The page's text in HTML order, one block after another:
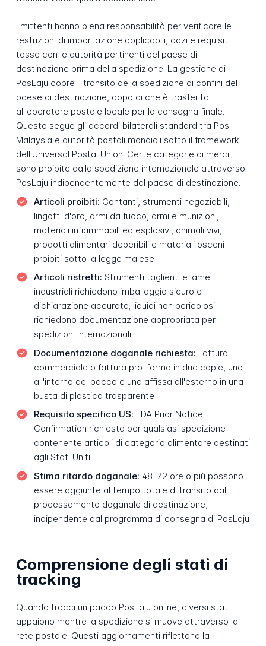
I mittenti hanno piena responsabilità per verificare le
restrizioni di importazione applicabili, dazi e requisiti
tasse con le autorità pertinenti del paese di
destinazione prima della spedizione. La gestione di
PosLaju copre il transito della spedizione ai confini del
paese di destinazione, dopo di che è trasferita
all'operatore postale locale per la consegna finale.
Questo segue gli accordi bilaterali standard tra Pos
Malaysia e autorità postali mondiali sotto il framework
dell'Universal Postal Union. Certe categorie di merci
sono proibite dalla spedizione internazionale attraverso
PosLaju indipendentemente dal paese di destinazione.
Articoli proibiti: Contanti, strumenti negoziabili,
lingotti d'oro, armi da fuoco, armi e munizioni,
materiali infiammabili ed esplosivi, animali vivi,
prodotti alimentari deperibili e materiali osceni
proibiti sotto la legge malese
Articoli ristretti: Strumenti taglienti e lame
industriali richiedono imballaggio sicuro e
dichiarazione accurata; liquidi non pericolosi
richiedono documentazione appropriata per
spedizioni internazionali
Documentazione doganale richiesta: Fattura
commerciale o fattura pro-forma in due copie, una
all'interno del pacco e una affissa all'esterno in una
busta di plastica trasparente
Requisito specifico US: FDA Prior Notice
Confirmation richiesta per qualsiasi spedizione
contenente articoli di categoria alimentare destinati
agli Stati Uniti
Stima ritardo doganale: 48-72 ore o più possono
essere aggiunte al tempo totale di transito dal
processamento doganale di destinazione,
indipendente dal programma di consegna di PosLaju
Comprensione degli stati di
tracking
Quando tracci un pacco PosLaju online, diversi stati
appaiono mentre la spedizione si muove attraverso la
rete postale. Questi aggiornamenti riflettono la